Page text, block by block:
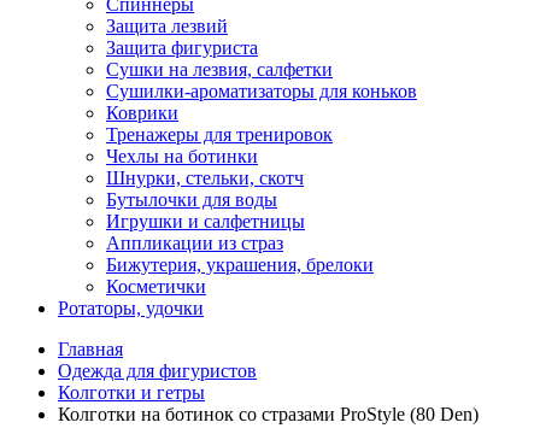
Спиннеры
Защита лезвий
Защита фигуриста
Сушки на лезвия, салфетки
Сушилки-ароматизаторы для коньков
Коврики
Тренажеры для тренировок
Чехлы на ботинки
Шнурки, стельки, скотч
Бутылочки для воды
Игрушки и салфетницы
Аппликации из страз
Бижутерия, украшения, брелоки
Косметички
Ротаторы, удочки
Главная
Одежда для фигуристов
Колготки и гетры
Колготки на ботинок со стразами ProStyle (80 Den)